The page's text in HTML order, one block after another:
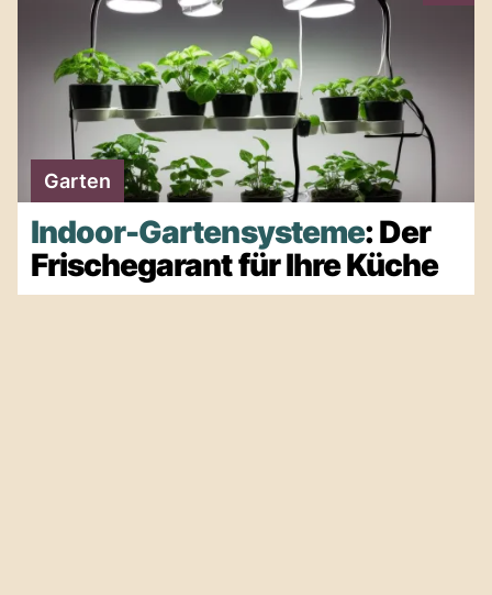
Garten
Indoor-Gartensysteme: Der
Frischegarant für Ihre Küche